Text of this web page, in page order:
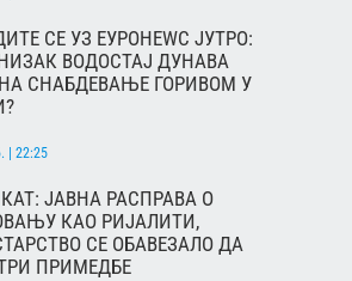
СЕ УЗ ЕУРОНЕWС ЈУТРО:
ВОДОСТАЈ ДУНАВА
СНАБДЕВАЊЕ ГОРИВОМ У
| 22:25
ЈАВНА РАСПРАВА О
КАО РИЈАЛИТИ,
СЕ ОБАВЕЗАЛО ДА
ПРИМЕДБЕ